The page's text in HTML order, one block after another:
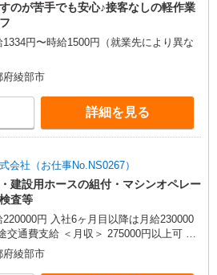
のが苦手でも安心♪接客なしの軽作業
1334円〜時給1500円（就業先により異な
府綾部市
詳細を見る
会社（お仕事No.NS0267）
建設用ホースの組付・マシンオペレー
査等
220000円 入社6ヶ月目以降は月給230000
交通費支給 ＜月収＞ 275000円以上可 月
円＋残業1746円×20H＋深夜350円×60H
府綾部市